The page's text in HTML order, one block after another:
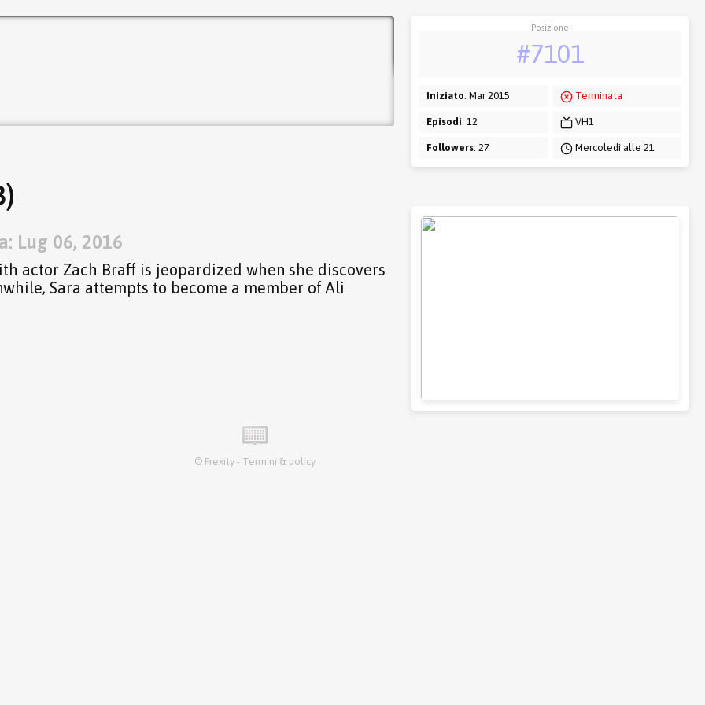
Lug 06, 2016
actor Zach Braff is jeopardized when she discovers
Sara attempts to become a member of Ali
Posizione
#7101
Iniziato: Mar 2015
Episodi: 12
Followers: 27
Terminata
VH1
Mercoledì alle 21
© Frexity - Termini & policy